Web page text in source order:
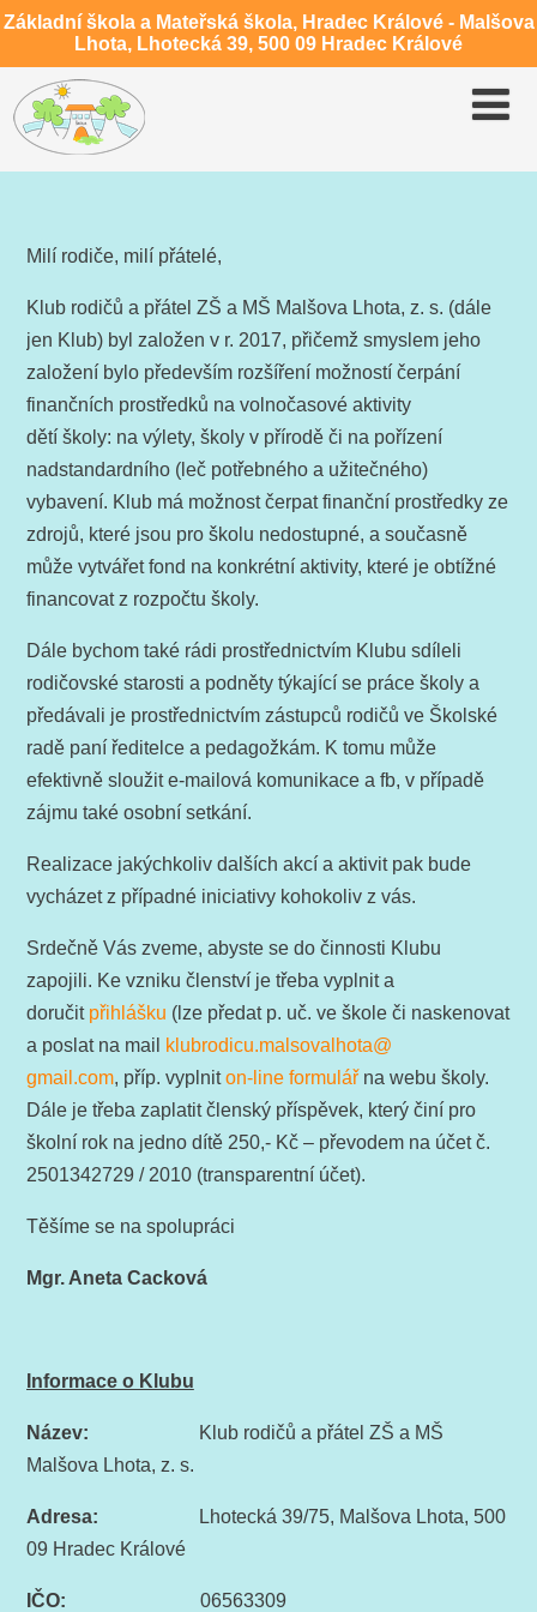
Základní škola a Mateřská škola, Hradec Králové - Malšova
Lhota, Lhotecká 39, 500 09 Hradec Králové
Milí rodiče, milí přátelé,
Klub rodičů a přátel ZŠ a MŠ Malšova Lhota, z. s. (dále
jen Klub) byl založen v r. 2017, přičemž smyslem jeho
založení bylo především rozšíření možností čerpání
finančních prostředků na volnočasové aktivity
dětí školy: na výlety, školy v přírodě či na pořízení
nadstandardního (leč potřebného a užitečného)
vybavení. Klub má možnost čerpat finanční prostředky ze
zdrojů, které jsou pro školu nedostupné, a současně
může vytvářet fond na konkrétní aktivity, které je obtížné
financovat z rozpočtu školy.
Dále bychom také rádi prostřednictvím Klubu sdíleli
rodičovské starosti a podněty týkající se práce školy a
předávali je prostřednictvím zástupců rodičů ve Školské
radě paní ředitelce a pedagožkám. K tomu může
efektivně sloužit e-mailová komunikace a fb, v případě
zájmu také osobní setkání.
Realizace jakýchkoliv dalších akcí a aktivit pak bude
vycházet z případné iniciativy kohokoliv z vás.
Srdečně Vás zveme, abyste se do činnosti Klubu
zapojili. Ke vzniku členství je třeba vyplnit a
doručit přihlášku (lze předat p. uč. ve škole či naskenovat
a poslat na mail
klubrodicu.malsovalhota@
gmail.com, příp. vyplniton-line formulářna webu školy.
Dále je třeba zaplatit členský příspěvek, který činí pro
školní rok na jedno dítě 250,- Kč – převodem na účet č.
2501342729 / 2010 (transparentní účet).
Těšíme se na spolupráci
Mgr. Aneta Cacková
Informace o Klubu
Název: Klub rodičů a přátel ZŠ a MŠ
Malšova Lhota, z. s.
Adresa: Lhotecká 39/75, Malšova Lhota, 500
09 Hradec Králové
IČO: 06563309